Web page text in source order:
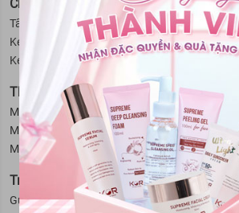
Chăm Sóc Cơ Thể
Tẩy da chết Kem dưỡng thể Khử mùi
Kem massage mặt
Kem trị thâm nách
Se
Kem tan mỡ bụng
Kem tẩy lông
Thiết Bị Làm Đẹp
Máy rửa mặt Máy massage mặt
Dụng cụ
Máy xông hơi mặt
Máy tẩy lông
Máy hút
Máy masssage mặt
Máy theo dõi sức khoẻ
Trang Điểm
Gương mặt Mắt Môi Nail - Móng Dụng